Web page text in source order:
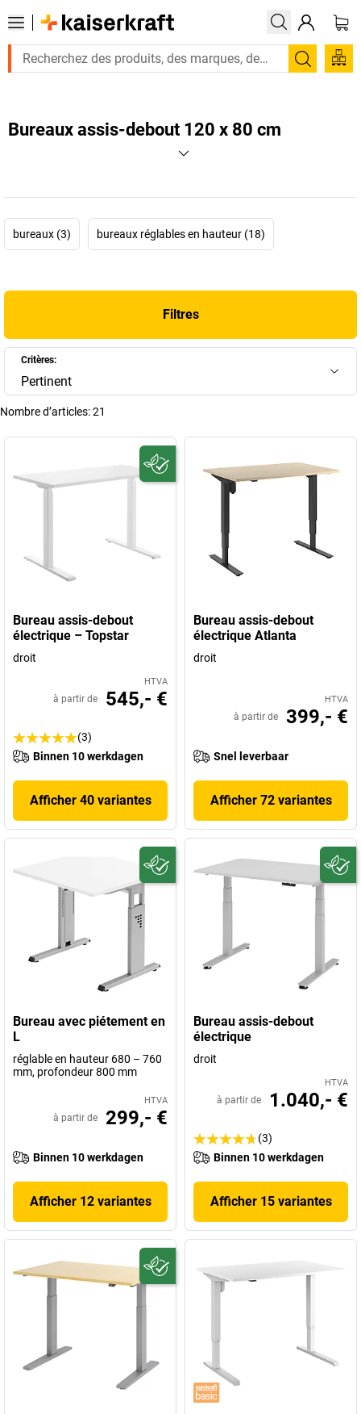
Bureaux assis-debout 120 x 80 cm
bureaux (3) bureaux réglables en hauteur (18)
Filtres
Critères:
Pertinent
Nombre d’articles:21
Bureau assis-debout
électrique – Topstar
droit
HTVA
à partir de 545,- €
(3)
Binnen 10 werkdagen
Afficher 40 variantes
Bureau assis-debout
électrique Atlanta
droit
HTVA
à partir de 399,- €
Snel leverbaar
Afficher 72 variantes
Bureau avec piétement en
L
réglable en hauteur 680 – 760
mm, profondeur 800 mm
HTVA
à partir de 299,- €
Binnen 10 werkdagen
Afficher 12 variantes
Bureau assis-debout
électrique
droit
HTVA
à partir de 1.040,- €
(3)
Binnen 10 werkdagen
Afficher 15 variantes